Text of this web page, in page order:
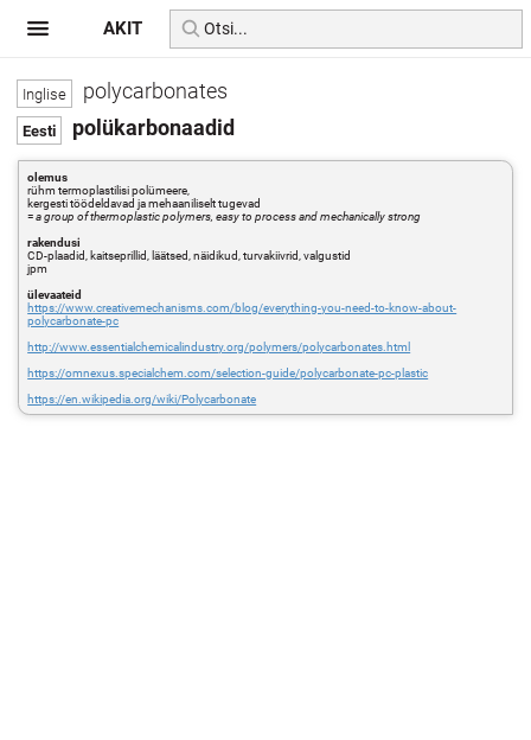
polycarbonates
polükarbonaadid
olemus
rühm termoplastilisi polümeere,
kergesti töödeldavad ja mehaaniliselt tugevad
=a group of thermoplastic polymers, easy to process and mechanically strong
rakendusi
CD-plaadid, kaitseprillid, läätsed, näidikud, turvakiivrid, valgustid
jpm
ülevaateid
https://www.creativemechanisms.com/blog/everything-you-need-to-know-about-
polycarbonate-pc
http://www.essentialchemicalindustry.org/polymers/polycarbonates.html
https://omnexus.specialchem.com/selection-guide/polycarbonate-pc-plastic
https://en.wikipedia.org/wiki/Polycarbonate
AKIT